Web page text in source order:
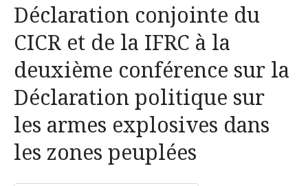
Déclaration conjointe du
CICR et de la IFRC à la
deuxième conférence sur la
Déclaration politique sur
les armes explosives dans
les zones peuplées